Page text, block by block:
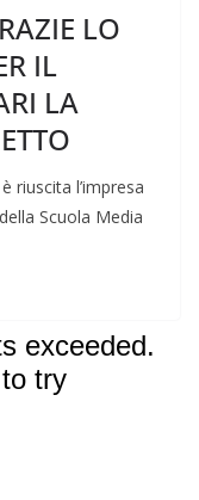
LO
IL
LA
riuscita l’impresa
Scuola Media